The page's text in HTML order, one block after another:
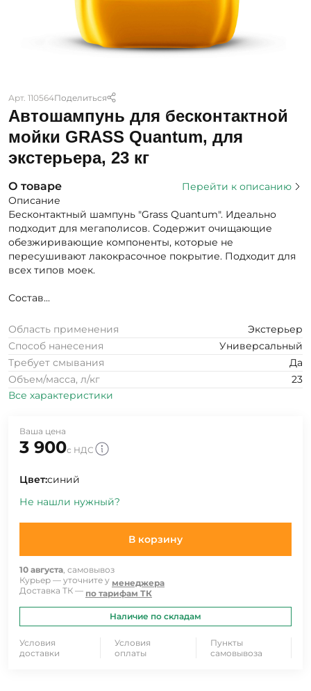
Арт. 110564Поделиться
Автошампунь для бесконтактной
мойки GRASS Quantum, для
экстерьера, 23 кг
О товаре
Перейти к описанию
Описание
Бесконтактный шампунь "Grass Quantum". Идеально
подходит для мегаполисов. Содержит очищающие
обезжиривающие компоненты, которые не
пересушивают лакокрасочное покрытие. Подходит для
всех типов моек.
Состав...
Область применения
Экстерьер
Способ нанесения
Универсальный
Требует смывания
Да
Объем/масса, л/кг
23
Все характеристики
Ваша цена
3 900с НДС
Цвет:синий
Не нашли нужный?
В корзину
10 августа, самовывоз
Курьер — уточните у менеджера
Доставка ТК — по тарифам ТК
Наличие по складам
Условия
доставки
Условия
оплаты
Пункты
самовывоза